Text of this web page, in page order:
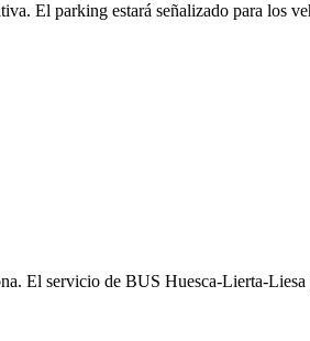
El parking estará señalizado para los
El servicio de BUS Huesca-Lierta-